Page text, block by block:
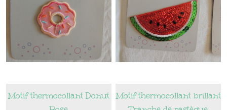
Motif thermocollant Donut
Motif thermocollant brillant